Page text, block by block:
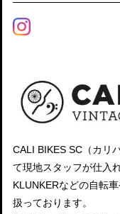
CALI BIKES SC（カリ
て現地スタッフが仕入
KLUNKERなどの自転
扱っております。